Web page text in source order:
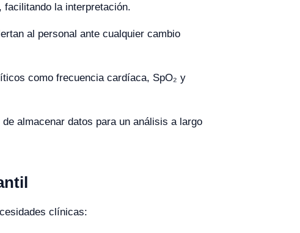
la interpretación.
al personal ante cualquier cambio
como frecuencia cardíaca, SpO₂ y
almacenar datos para un análisis a largo
clínicas: